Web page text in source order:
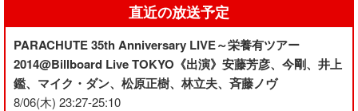
直近の放送予定
PARACHUTE 35th Anniversary LIVE～栄養有ツアー
2014@Billboard Live TOKYO《出演》安藤芳彦、今剛、井上
鑑、マイク・ダン、松原正樹、林立夫、斉藤ノヴ
8/06(木) 23:27-25:10